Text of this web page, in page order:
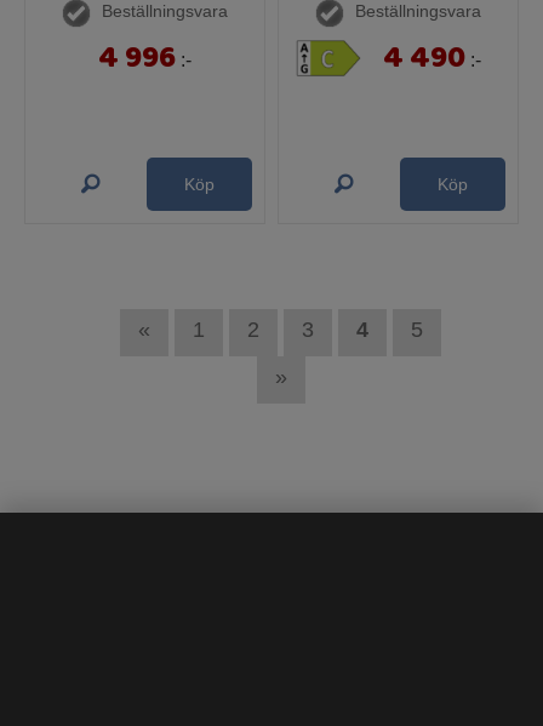
Beställningsvara
4 996 :-
Köp
Beställningsvara
4 490 :-
Köp
« 1 2 3 4
5
»